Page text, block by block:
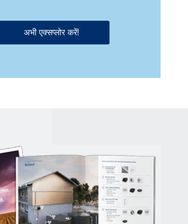
अभी एक्सप्लोर करें!